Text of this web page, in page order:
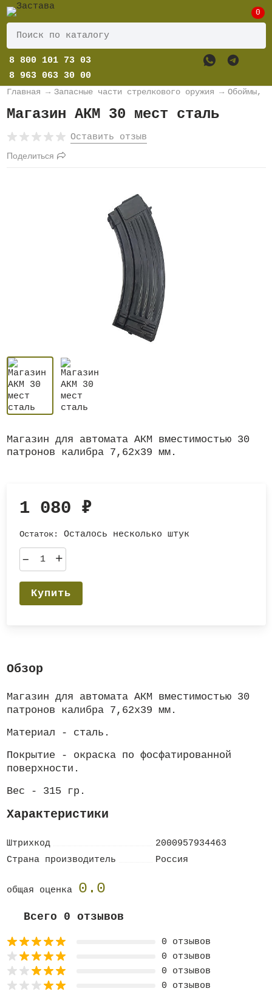
0
8 800 101 73 03
8 963 063 30 00
Главная → Запасные части стрелкового оружия → Обоймы,
Магазин АКМ 30 мест сталь
Оставить отзыв
Поделиться
Магазин для автомата АКМ вместимостью 30
патронов калибра 7,62х39 мм.
1 080 ₽
Остаток: Осталось несколько штук
– +
Купить
Обзор
Магазин для автомата АКМ вместимостью 30
патронов калибра 7,62х39 мм.
Материал - сталь.
Покрытие - окраска по фосфатированной
поверхности.
Вес - 315 гр.
Характеристики
Штрихкод
2000957934463
Страна производитель
Россия
0.0
общая оценка
Всего 0 отзывов
0 отзывов
0 отзывов
0 отзывов
0 отзывов